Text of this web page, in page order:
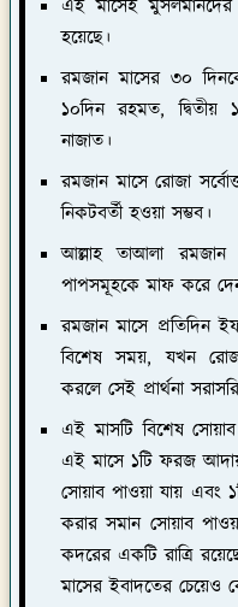
এই মাসেই
হয়েছে।
রমজান মাসের ৩০
১০দিন রহমত, দ্বিতীয়
নাজাত।
রমজান মাসে রোজা
নিকটবর্তী হওয়া সম্ভব।
আল্লাহ তাআলা রমজান
পাপসমূহকে মাফ করে
রমজান মাসে প্রতিদিন
বিশেষ সময়, যখন
করলে সেই প্রার্থনা
এই মাসটি বিশেষ
এই মাসে ১টি ফরজ
সোয়াব পাওয়া যায়
করার সমান সোয়াব
কদরের একটি রাত্রি
মাসের ইবাদতের চেয়েও